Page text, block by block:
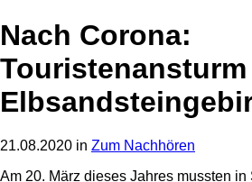
Nach Corona:
Touristenansturm
21.08.2020 in Zum Nachhören
Am 20. März dieses Jahres mussten